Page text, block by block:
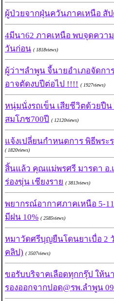
ผู้ป่วยจากฝุ่นควันภาคเหนือ สัป
4มีนา62 ภาคเหนือ พบจุดควา
วันก่อน ( 1818views)
ผู้ว่าฯลำพูน จี้นายอำเภอจัดก
อาจตัดงบปีต่อไป !!!! ( 1927views)
หนุ่มนั่งรถเข็น เสียชีวิตด้วยปื
สมโภช700ปี ( 12120views)
แจ้งเปลี่ยนกำหนดการ พิธีพร
( 1820views)
สิ้นแล้ว คุณแม่พรศรี มารดา อ
ร่องขุ่น เชียงราย ( 3813views)
พยากรณ์อากาศภาคเหนือ 5-
มีฝน 10% ( 2585views)
หมาวัดศรีบุญยืนโดนยาเบื่อ 2
คลิป) ( 3507views)
ขอรับบริจาคเลือดทุกกรุ๊ป ให้น
รองออกจากปอด@รพ.ลำพูน